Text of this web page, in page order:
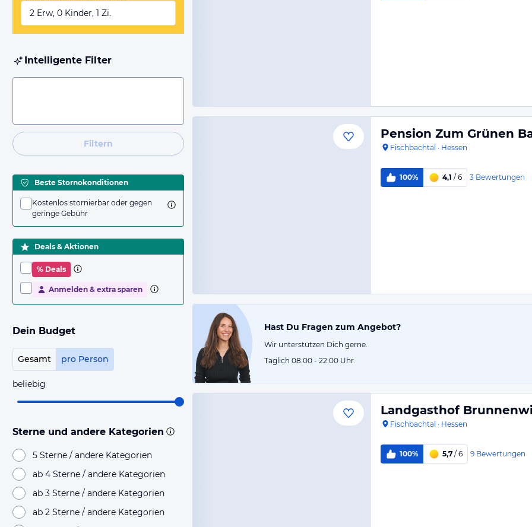
2 Erw, 0 Kinder, 1 Zi.
Intelligente Filter
Filtern
Beste Stornokonditionen
Kostenlos stornierbar oder gegen
geringe Gebühr
Deals & Aktionen
% Deals
Anmelden & extra sparen
Dein Budget
Gesamt pro Person
beliebig
Sterne und andere Kategorien
5 Sterne / andere Kategorien
ab 4 Sterne / andere Kategorien
ab 3 Sterne / andere Kategorien
ab 2 Sterne / andere Kategorien
Pension Zum Grünen
Fischbachtal · Hessen
100% 4,1 / 6 3 Bewertungen
Hast Du Fragen zum Angebot?
Wir unterstützen Dich gerne.
Täglich 08:00 - 22:00 Uhr.
Landgasthof
Fischbachtal · Hessen
100% 5,7 / 6 9 Bewertungen